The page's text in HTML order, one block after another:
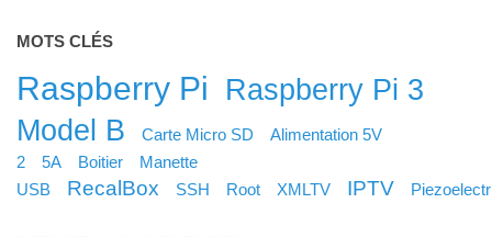
MOTS CLÉS
Raspberry Pi
Raspberry Pi 3
Model B
Carte Micro SD
Alimentation 5V
2
5A Boitier
Manette
USB
RecalBox SSH Root XMLTV IPTV